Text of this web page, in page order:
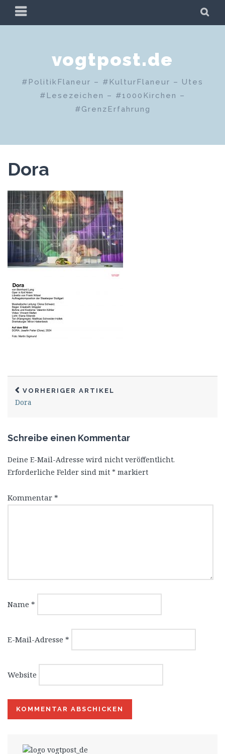
Zum
PRIMÄRES
MENÜ
vogtpost.de
#PolitikFlaneur – #KulturFlaneur – Utes
#Lesezeichen – #1000Kirchen –
#GrenzErfahrung
Dora
VORHERIGER ARTIKEL
Dora
Schreibe einen Kommentar
Deine E-Mail-Adresse wird nicht veröffentlicht.
Erforderliche Felder sind mit * markiert
Kommentar *
Name *
E-Mail-Adresse *
Website